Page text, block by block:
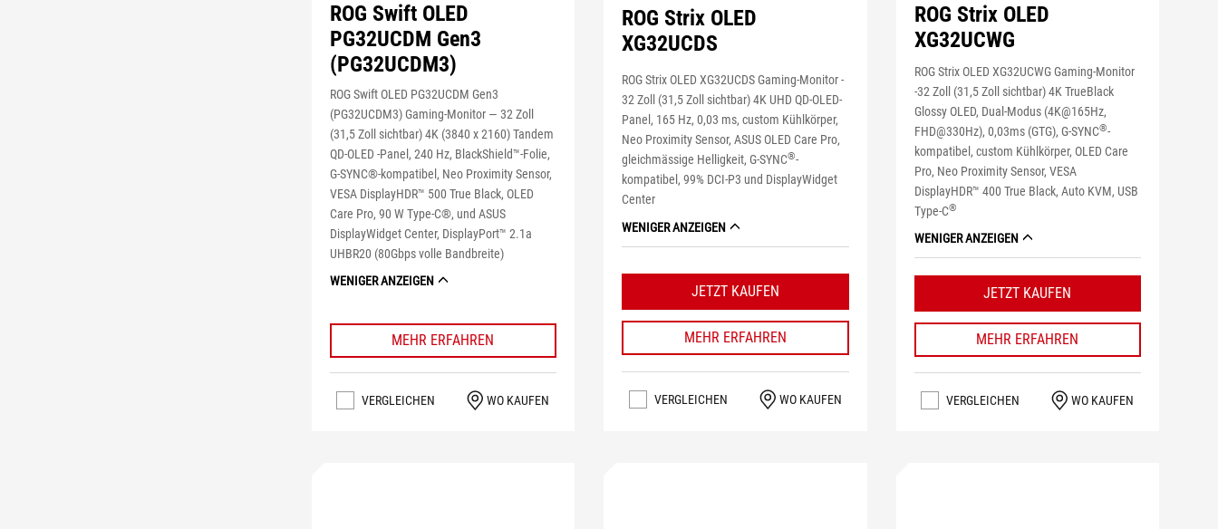
ROG Swift OLED
PG32UCDM Gen3
(PG32UCDM3)
ROG Swift OLED PG32UCDM Gen3
(PG32UCDM3) Gaming-Monitor ― 32 Zoll
(31,5 Zoll sichtbar) 4K (3840 x 2160) Tandem
QD-OLED -Panel, 240 Hz, BlackShield™-Folie,
G-SYNC®-kompatibel, Neo Proximity Sensor,
VESA DisplayHDR™ 500 True Black, OLED
Care Pro, 90 W Type-C®, und ASUS
DisplayWidget Center, DisplayPort™ 2.1a
UHBR20 (80Gbps volle Bandbreite)
WENIGER ANZEIGEN
MEHR ERFAHREN
VERGLEICHEN WO KAUFEN
ROG Strix OLED
XG32UCDS
ROG Strix OLED XG32UCDS Gaming-Monitor -
32 Zoll (31,5 Zoll sichtbar) 4K UHD QD-OLED-
Panel, 165 Hz, 0,03 ms, custom Kühlkörper,
Neo Proximity Sensor, ASUS OLED Care Pro,
gleichmässige Helligkeit, G-SYNC®-
kompatibel, 99% DCI-P3 und DisplayWidget
Center
WENIGER ANZEIGEN
JETZT KAUFEN
MEHR ERFAHREN
VERGLEICHEN WO KAUFEN
ROG Strix OLED
XG32UCWG
ROG Strix OLED XG32UCWG Gaming-Monitor
-32 Zoll (31,5 Zoll sichtbar) 4K TrueBlack
Glossy OLED, Dual-Modus (4K@165Hz,
FHD@330Hz), 0,03ms (GTG), G-SYNC®-
kompatibel, custom Kühlkörper, OLED Care
Pro, Neo Proximity Sensor, VESA
DisplayHDR™ 400 True Black, Auto KVM, USB
Type-C®
WENIGER ANZEIGEN
JETZT KAUFEN
MEHR ERFAHREN
VERGLEICHEN WO KAUFEN